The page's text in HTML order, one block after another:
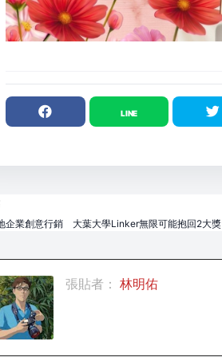
企業創意行銷 大葉大學Linker無限可能抱回2大獎
張貼者： 林明佑